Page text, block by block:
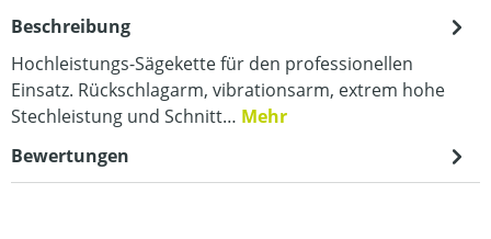
Beschreibung
Hochleistungs-Sägekette für den professionellen
Einsatz. Rückschlagarm, vibrationsarm, extrem hohe
Stechleistung und Schnitt… Mehr
Bewertungen